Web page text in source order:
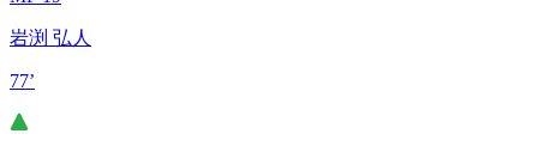
岩渕 弘人
77’